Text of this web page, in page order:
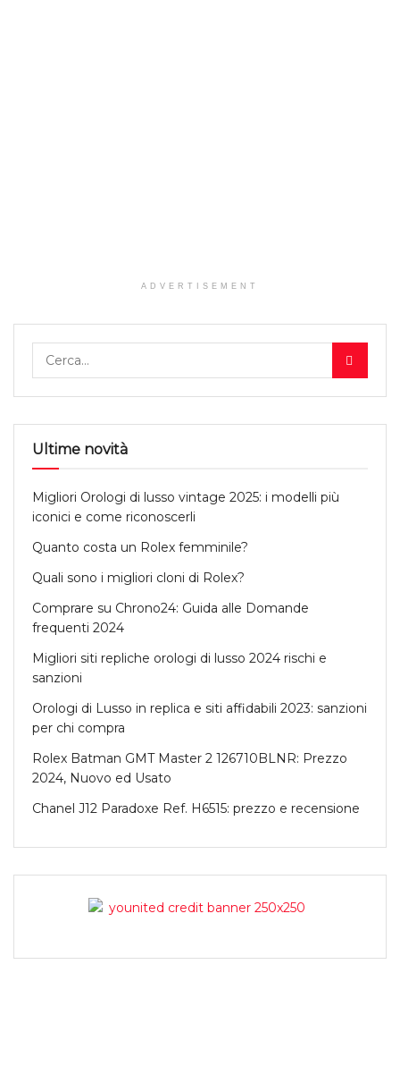
ADVERTISEMENT
Ultime novità
Migliori Orologi di lusso vintage 2025: i modelli più
iconici e come riconoscerli
Quanto costa un Rolex femminile?
Quali sono i migliori cloni di Rolex?
Comprare su Chrono24: Guida alle Domande
frequenti 2024
Migliori siti repliche orologi di lusso 2024 rischi e
sanzioni
Orologi di Lusso in replica e siti affidabili 2023: sanzioni
per chi compra
Rolex Batman GMT Master 2 126710BLNR: Prezzo
2024, Nuovo ed Usato
Chanel J12 Paradoxe Ref. H6515: prezzo e recensione